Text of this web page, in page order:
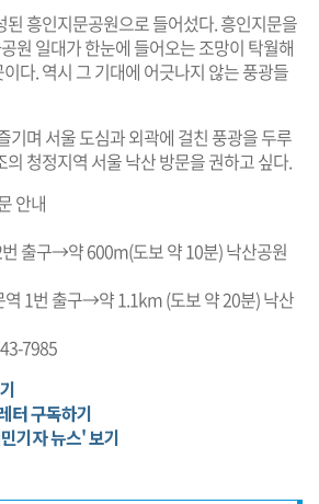
된 흥인지문공원으로 들어섰다. 흥인지문을
원 일대가 한눈에 들어오는 조망이 탁월해
다. 역시 그 기대에 어긋나지 않는 풍광들
기며 서울 도심과 외곽에 걸친 풍광을 두루
청정지역 서울 낙산 방문을 권하고 싶다.
안내
출구→약 600m(도보 약 10분) 낙산공원
역 1번 출구→약 1.1km (도보 약 20분) 낙산
7985
터 구독하기
기자 뉴스' 보기